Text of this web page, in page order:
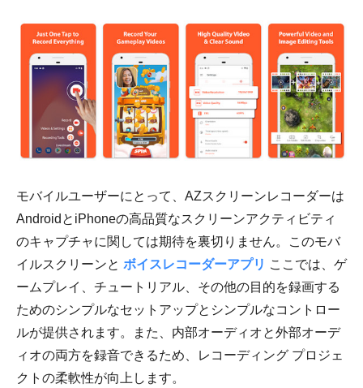
モバイルユーザーにとって、AZスクリーンレコーダーは
AndroidとiPhoneの高品質なスクリーンアクティビティ
のキャプチャに関しては期待を裏切りません。このモバ
イルスクリーンと ボイスレコーダーアプリ ここでは、ゲ
ームプレイ、チュートリアル、その他の目的を録画する
ためのシンプルなセットアップとシンプルなコントロー
ルが提供されます。また、内部オーディオと外部オーデ
ィオの両方を録音できるため、レコーディング プロジェ
クトの柔軟性が向上します。